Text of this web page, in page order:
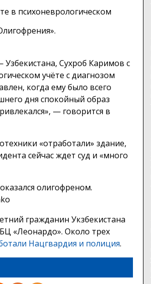
в психоневрологическом
Сухроб Каримов с
учёте с диагнозом
когда ему было всего
дня спокойный образ
— говорится в
«отработали» здание,
сейчас ждет суд и «много
гражданин Укзбекистана
«Леонардо». Около трех
Нацгвардия и полиция.